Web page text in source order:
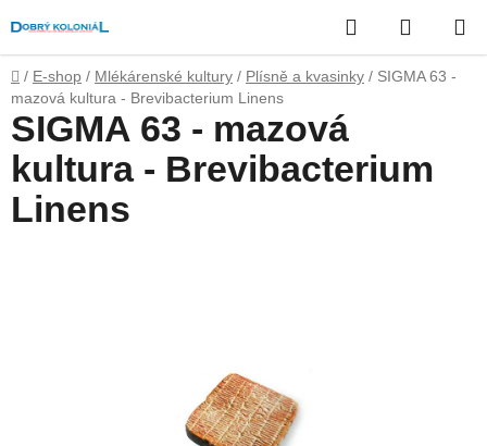
na
obsah
Hledat
KOŠÍK
Domů
/ E-shop / Mlékárenské kultury / Plísně a kvasinky / SIGMA 63 -
mazová kultura - Brevibacterium Linens
SIGMA 63 - mazová
kultura - Brevibacterium
Linens